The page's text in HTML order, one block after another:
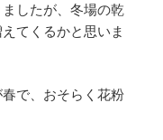
したが、冬場の乾
てくるかと思いま
で、おそらく花粉